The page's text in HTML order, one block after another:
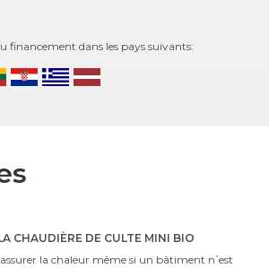
financement dans les pays suivants:
CHAUDIÈRE DE CULTE MINI BIO
la chaleur même si un bâtiment n᾿est